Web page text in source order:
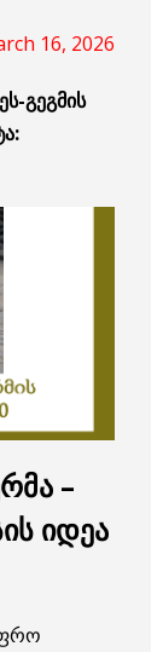
16, 2026
გეგმის
–
იდეა